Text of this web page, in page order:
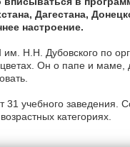
Дагестана,
настроение.
Н.Н. Дубовского по
Он о папе и
31 учебного заведения.
категориях.